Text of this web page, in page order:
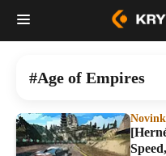
Age of Empires